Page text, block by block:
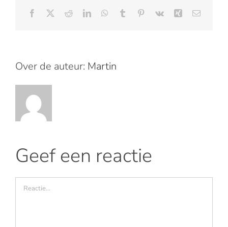
Facebook RedditLinkedInWhatsApp
Tumblr Pinterest
Vk Xing E-
Over de auteur: Martin
Geef een reactie
Reactie